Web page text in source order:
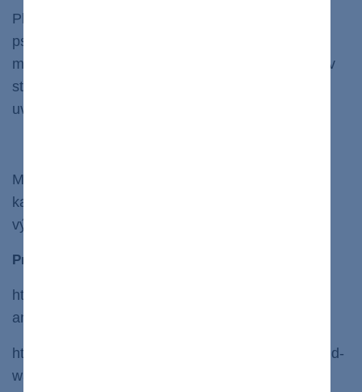
Plávanie v studenej vode zaťažuje telo fyzicky aj
psychicky. Mnohé štúdie identifikovali súvislosť
medzi studenou vodou a znížením stresu. Plavci v
studenej vode sa stanú pokojnejšími a
uvoľnenejšími.
Medzi otužilcami je veľký zmysel pre komunitu a
kamarátstvo. Nič nie je viac, ako spoločne čeliť
výzve a zdieľať skúsenosti ako skupina.
Pri písaní tohto článku boli použité tieto zdroje:
https://daivings.lv/en/cold-water-shower-benefits-
and-how-to-do/
https://www.iprshealth.com/news/8-benefits-of-cold-
water-swimming/